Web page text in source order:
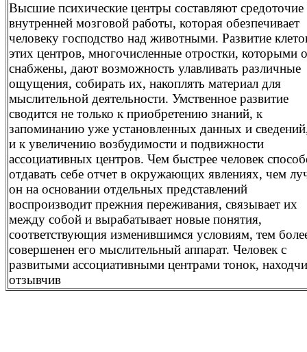
Высшие психические центры составляют средоточие
внутренней мозговой работы, которая обезпечивает
человеку господство над животными. Развитие
этих центров, многочисленные отростки, которыми
снабжены, дают возможность улавливать различные
ощущения, собирать их, накоплять материал для
мыслительной деятельности. Умственное развитие
сводится не только к приобретению знаний, к
запоминанию уже установленных данных и
и к увеличению возбудимости и подвижности
ассоциативных центров. Чем быстрее человек
отдавать себе отчет в окружающих явлениях, чем
он на основании отдельных представлений
воспроизводит прежния переживания, связывает их
между собой и вырабатывает новые понятия,
соответствующия изменившимся условиям, тем
совершенен его мыслительный аппарат. Человек с
развитыми ассоциативными центрами тонок,
отзывчив